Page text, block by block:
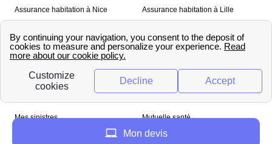
Assurance habitation à Nice
Assurance habitation à Lille
À propos
Qui sommes-nous ? Mentions légales
Mes sinistres
Mutuelle santé
Mon devis